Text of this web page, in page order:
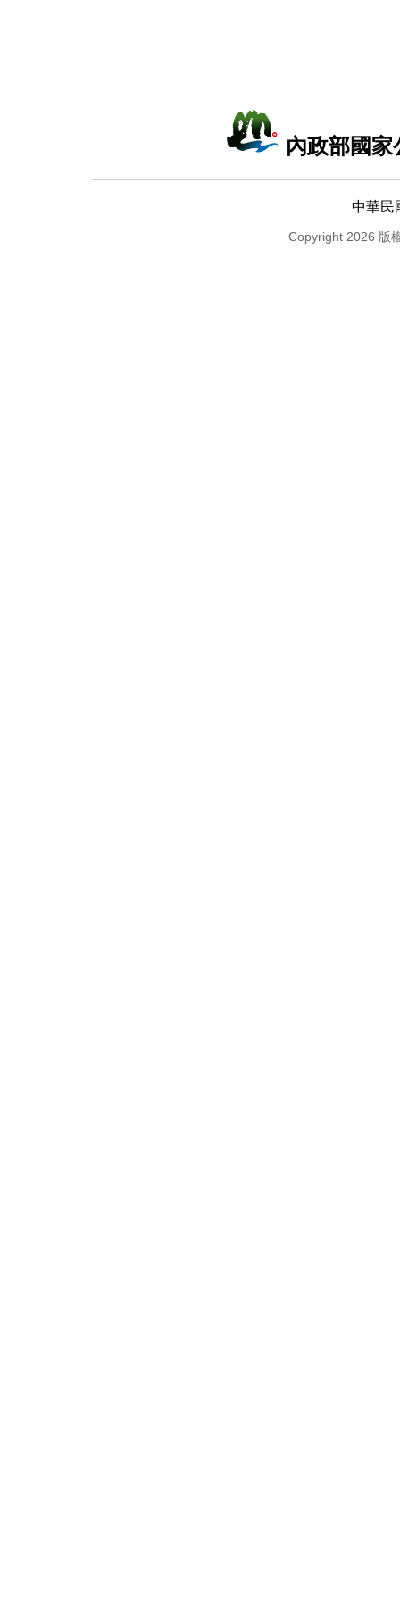
內政部國
中華民
Copyright 2026 版